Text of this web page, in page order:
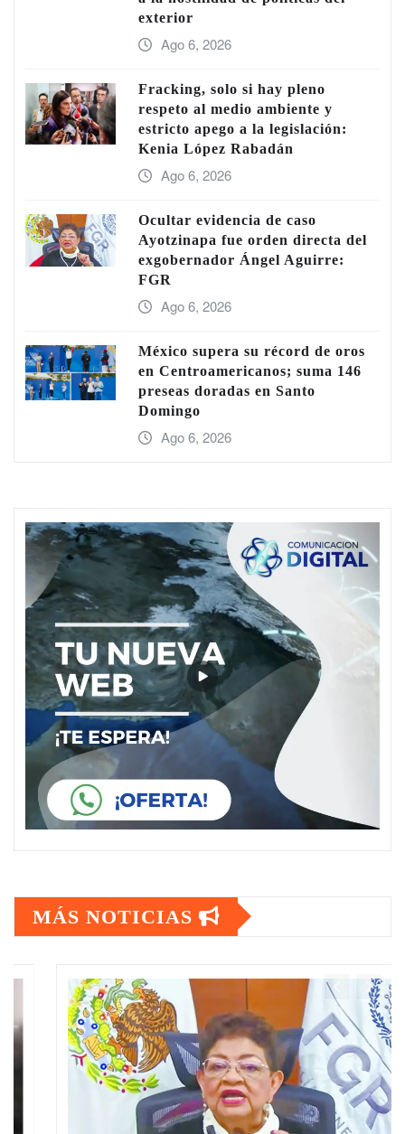
exterior
Ago 6, 2026
Fracking, solo si hay pleno
respeto al medio ambiente y
estricto apego a la legislación:
Kenia López Rabadán
Ago 6, 2026
Ocultar evidencia de caso
Ayotzinapa fue orden directa del
exgobernador Ángel Aguirre:
FGR
Ago 6, 2026
México supera su récord de oros
en Centroamericanos; suma 146
preseas doradas en Santo
Domingo
Ago 6, 2026
MÁS NOTICIAS